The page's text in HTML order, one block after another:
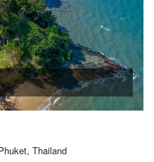
Thailand